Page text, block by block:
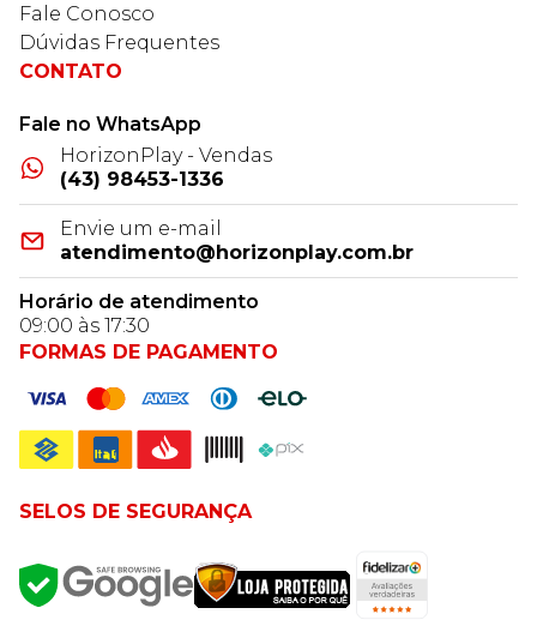
Fale Conosco
Dúvidas Frequentes
CONTATO
Fale no WhatsApp
HorizonPlay - Vendas
(43) 98453-1336
Envie um e-mail
atendimento@horizonplay.com.br
Horário de atendimento
09:00 às 17:30
FORMAS DE PAGAMENTO
SELOS DE SEGURANÇA